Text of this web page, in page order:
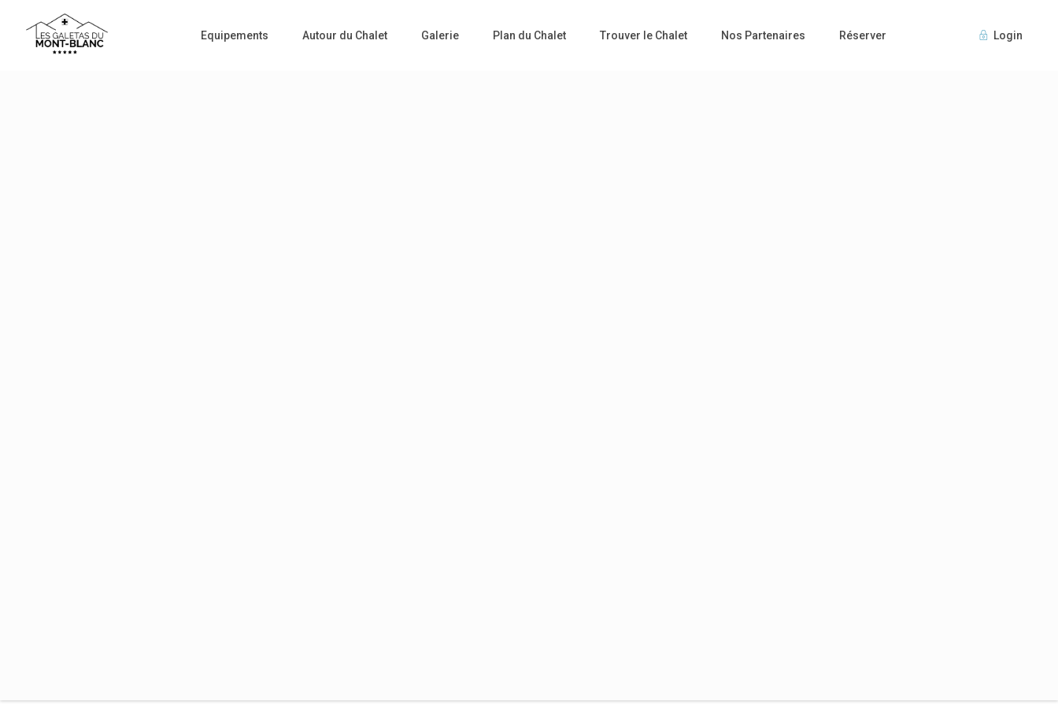
Equipements Autour du Chalet Galerie Plan du Chalet Trouver le Chalet Nos Partenaires Réserver Login